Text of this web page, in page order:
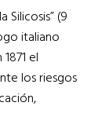
Silicosis” (9
italiano
el
los riesgos